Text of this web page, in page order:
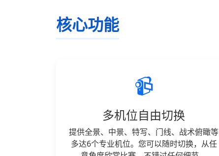
核心功能
📹
多机位自由切换
提供全景、中景、特写、门线、战术俯瞰等
多达6个专业机位。您可以随时切换，从任